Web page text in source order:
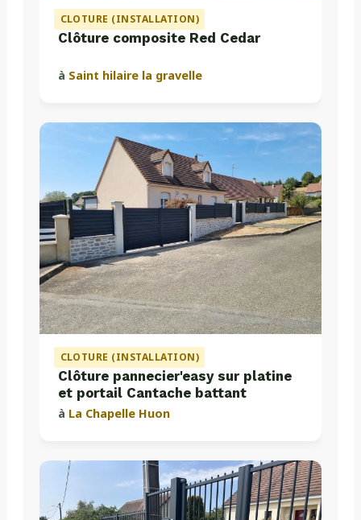
CLOTURE (INSTALLATION)
Clôture composite Red Cedar
à Saint hilaire la gravelle
CLOTURE (INSTALLATION)
Clôture pannecier'easy sur platine
et portail Cantache battant
à La Chapelle Huon